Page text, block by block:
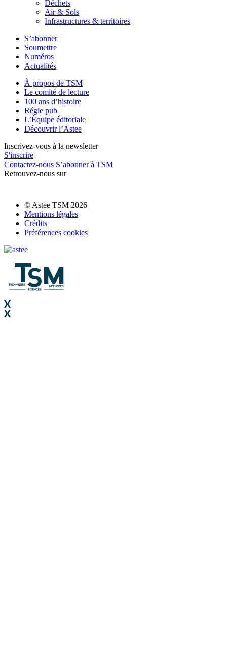
Déchets
Air & Sols
Infrastructures & territoires
S’abonner
Soumettre
Numéros
Actualités
À propos de TSM
Le comité de lecture
100 ans d’histoire
Régie pub
L’Équipe éditoriale
Découvrir l’Astee
Inscrivez-vous à la newsletter
S'inscrire
Contactez-nous S’abonner à TSM
Retrouvez-nous sur
© Astee TSM 2026
Mentions légales
Crédits
Préférences cookies